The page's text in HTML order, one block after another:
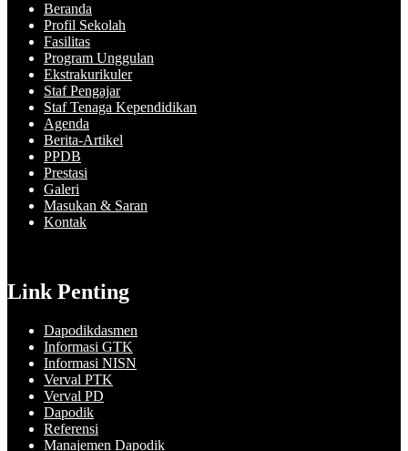
Beranda
Profil Sekolah
Fasilitas
Program Unggulan
Ekstrakurikuler
Staf Pengajar
Staf Tenaga Kependidikan
Agenda
Berita-Artikel
PPDB
Prestasi
Galeri
Masukan & Saran
Kontak
Link Penting
Dapodikdasmen
Informasi GTK
Informasi NISN
Verval PTK
Verval PD
Dapodik
Referensi
Manajemen Dapodik